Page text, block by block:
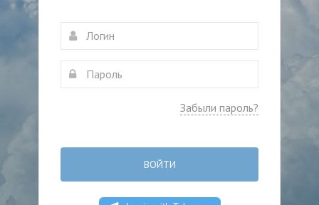
Забыли пароль?
ВОЙТИ